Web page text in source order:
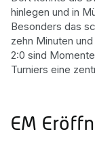
hinlegen und in
Besonders das
zehn Minuten
2:0 sind
Turniers eine
EM